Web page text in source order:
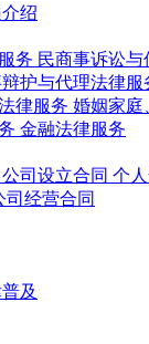
绍
务 民商事诉讼
护与代理法律服
律服务 婚姻家庭
金融法律服务
公司设立合同 个
司经营合同
及